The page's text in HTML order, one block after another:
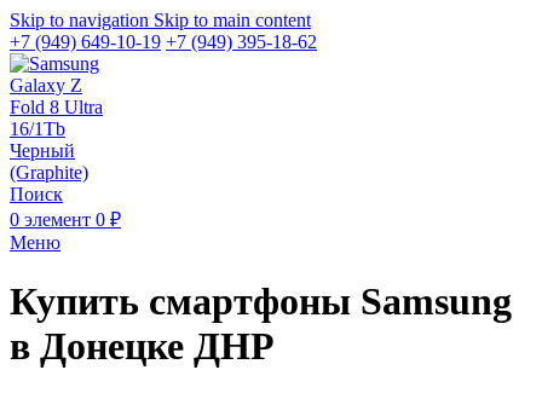
Skip to navigation Skip to main content
+7 (949) 649-10-19 +7 (949) 395-18-62
Поиск
0 элемент 0 ₽
Меню
Купить смартфоны Samsung
в Донецке ДНР